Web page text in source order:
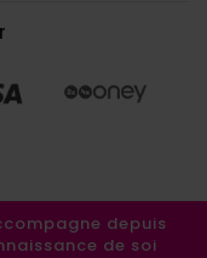
depuis
de soi